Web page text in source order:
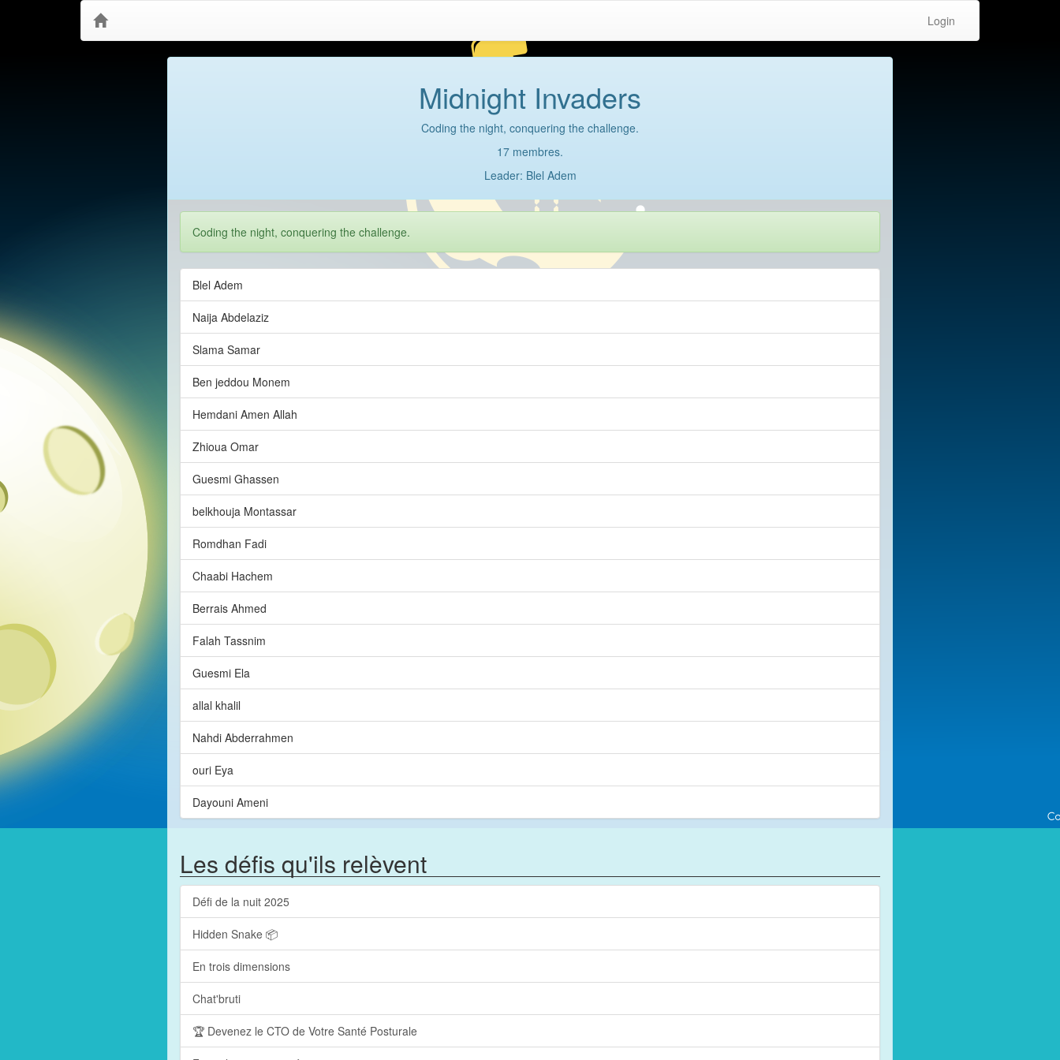
Login
Midnight Invaders
Coding the night, conquering the challenge.
17 membres.
Leader: Blel Adem
Coding the night, conquering the challenge.
Blel Adem
Naija Abdelaziz
Slama Samar
Ben jeddou Monem
Hemdani Amen Allah
Zhioua Omar
Guesmi Ghassen
belkhouja Montassar
Romdhan Fadi
Chaabi Hachem
Berrais Ahmed
Falah Tassnim
Guesmi Ela
allal khalil
Nahdi Abderrahmen
ouri Eya
Dayouni Ameni
Les défis qu'ils relèvent
Défi de la nuit 2025
Hidden Snake 📦
En trois dimensions
Chat'bruti
🏆 Devenez le CTO de Votre Santé Posturale